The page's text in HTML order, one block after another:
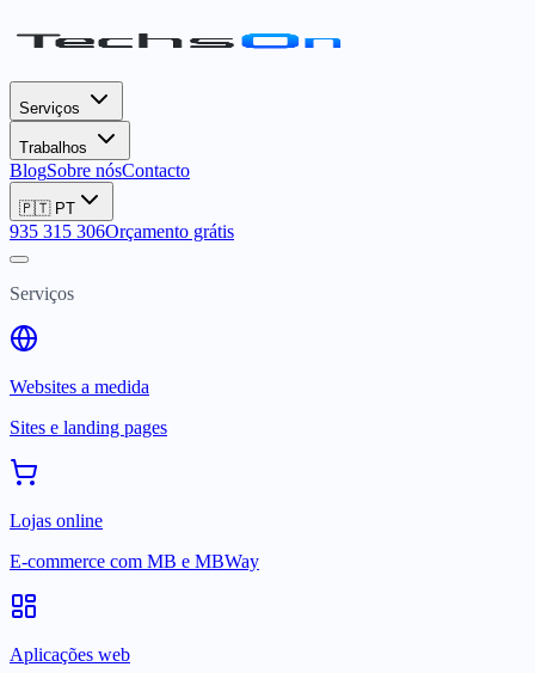
Serviços
Trabalhos
BlogSobre nósContacto
🇵🇹 PT
935 315 306Orçamento grátis
Serviços
Websites a medida
Sites e landing pages
Lojas online
E-commerce com MB e MBWay
Aplicações web